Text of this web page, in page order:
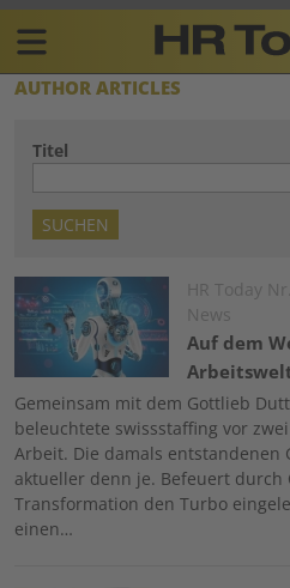
Skip
content
Plattform
für
Human
Main
DE
AUTHOR ARTICLES
Titel
Image
HR Today
News
Auf dem
Gemeinsam mit dem Gottlieb
beleuchtete swissstaffing vor
Arbeit. Die damals entstandenen
aktueller denn je. Befeuert durch
Transformation den Turbo
einen…